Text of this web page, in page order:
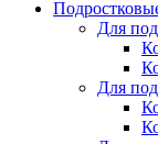
Для
Для